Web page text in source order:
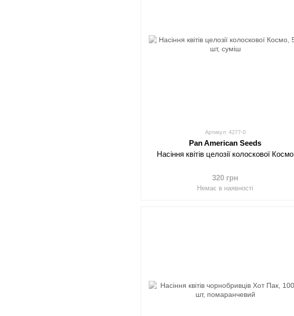
Артикул: 4277-0
Pan American Seeds
Насіння квітів целозії колоскової Космо
320 грн
Немає в наявності